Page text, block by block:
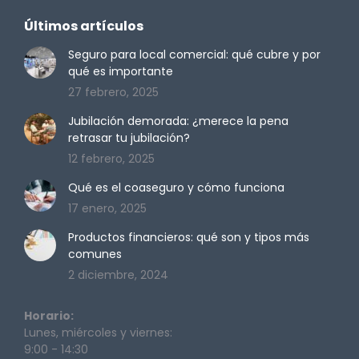
opens
in
new
window
opens
in
new
window
opens
in
new
window
opens
in
new
window
Últimos artículos
Seguro para local comercial: qué cubre y por
qué es importante
27 febrero, 2025
Jubilación demorada: ¿merece la pena
retrasar tu jubilación?
12 febrero, 2025
Qué es el coaseguro y cómo funciona
17 enero, 2025
Productos financieros: qué son y tipos más
comunes
2 diciembre, 2024
Horario:
Lunes, miércoles y viernes:
9:00 - 14:30